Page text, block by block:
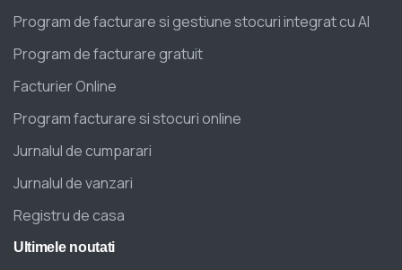
Program de facturare si gestiune stocuri integrat cu AI
Program de facturare gratuit
Facturier Online
Program facturare si stocuri online
Jurnalul de cumparari
Jurnalul de vanzari
Registru de casa
Ultimele noutati